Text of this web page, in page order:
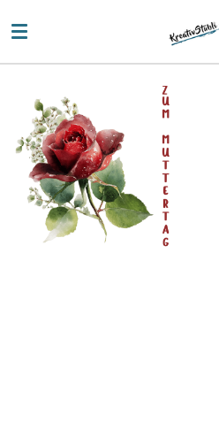
Hauptinhalt